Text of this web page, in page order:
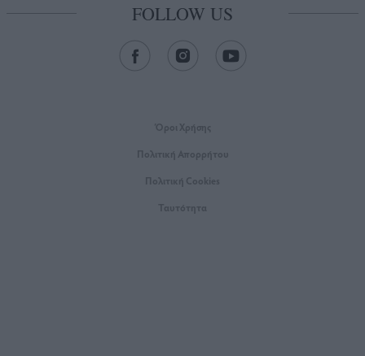
FOLLOW US
Όροι Xρήσης
Πολιτική Απορρήτου
Πολιτική Cookies
Ταυτότητα